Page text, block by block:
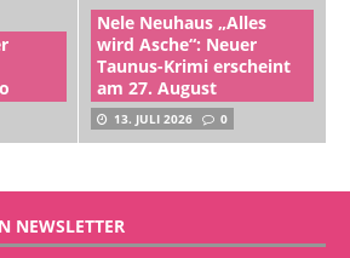
Nele Neuhaus „Alles
wird Asche“: Neuer
Taunus-Krimi erscheint
am 27. August
13. JULI 2026 0
NEWSLETTER